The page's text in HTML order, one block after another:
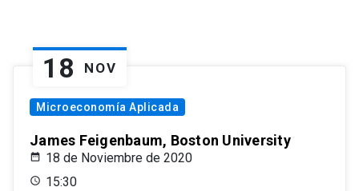
18 NOV
Microeconomía Aplicada
James Feigenbaum, Boston University
18 de Noviembre de 2020
15:30